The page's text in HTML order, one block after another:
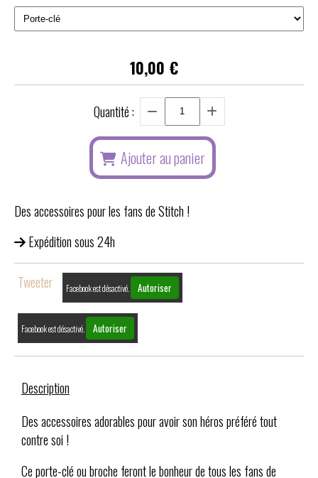
10,00 €
Quantité :
Ajouter au panier
Des accessoires pour les fans de Stitch !
Expédition sous 24h
Tweeter Facebook est désactivé. Autoriser
Facebook est désactivé. Autoriser
Description
Des accessoires adorables pour avoir son héros préféré tout
contre soi !
Ce porte-clé ou broche feront le bonheur de tous les fans de